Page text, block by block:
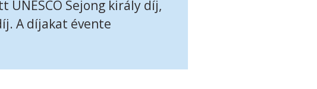
Sejong király díj,
A díjakat évente